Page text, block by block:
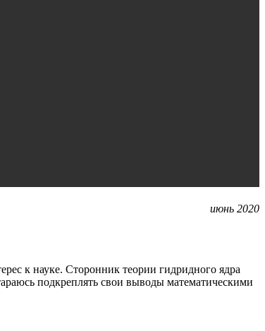
июнь 2020
к науке. Сторонник теории гидридного ядра
подкреплять свои выводы математическими